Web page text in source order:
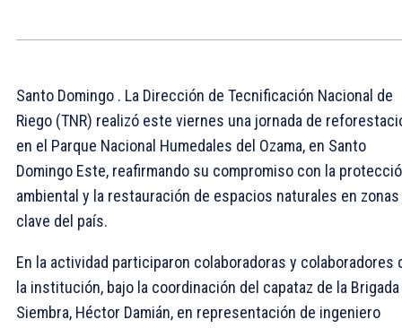
Santo Domingo . La Dirección de Tecnificación Nacional de
Riego (TNR) realizó este viernes una jornada de
en el Parque Nacional Humedales del Ozama, en Santo
Domingo Este, reafirmando su compromiso con la
ambiental y la restauración de espacios naturales en zonas
clave del país.
En la actividad participaron colaboradoras y colaboradores
la institución, bajo la coordinación del capataz de la
Siembra, Héctor Damián, en representación de ingeniero